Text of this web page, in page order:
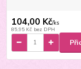
104,00 Kč/ks
85,95 Kč bez DPH